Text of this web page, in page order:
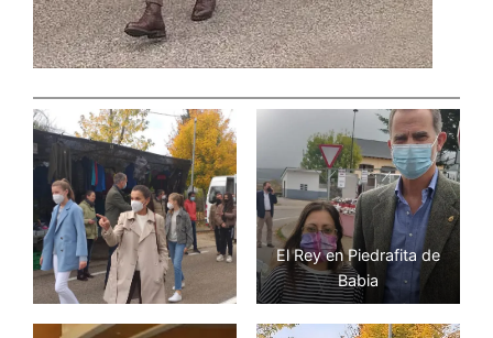
El Rey en Piedrafita de
Babia